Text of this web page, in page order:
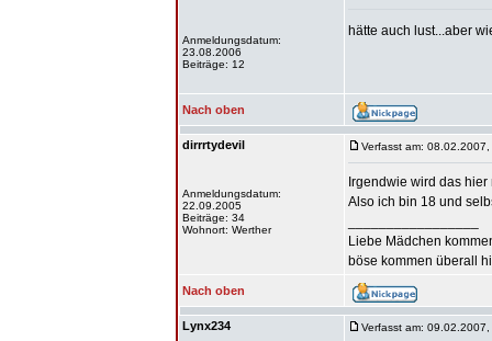
Anmeldungsdatum:
23.08.2006
Beiträge: 12
hätte auch lust...aber
Nach oben
dirrrtydevil
Anmeldungsdatum:
22.09.2005
Beiträge: 34
Wohnort: Werther
Verfasst am:
Irgendwie wird das hier
Also ich bin 18 und
Liebe Mädchen
böse kommen überall
Nach oben
Lynx234 Verfasst am: